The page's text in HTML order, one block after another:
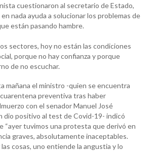
cuestionaron al secretario de Estado,
nada ayuda a solucionar los problemas de
están pasando hambre.
sectores, hoy no están las condiciones
porque no hay confianza y porque
de no escuchar.
mañana el ministro -quien se encuentra
preventiva tras haber
con el senador Manuel José
dio positivo al test de Covid-19- indicó
“ayer tuvimos una protesta que derivó en
graves, absolutamente inaceptables.
cosas, uno entiende la angustia y lo